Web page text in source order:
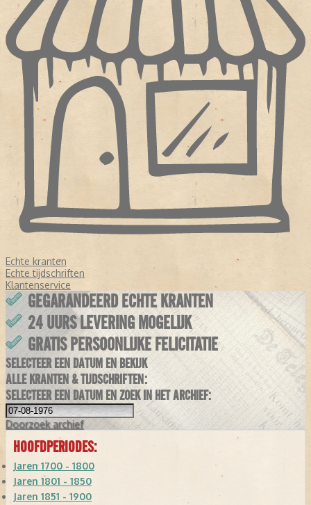
Echte kranten
Echte tijdschriften
Klantenservice
GEGARANDEERD ECHTE KRANTEN
24 UURS LEVERING MOGELIJK
GRATIS PERSOONLIJKE FELICITATIE
SELECTEER EEN DATUM EN BEKIJK
ALLE KRANTEN & TIJDSCHRIFTEN:
SELECTEER EEN DATUM EN ZOEK IN HET ARCHIEF:
Doorzoek archief
HOOFDPERIODES:
Jaren 1700 - 1800
Jaren 1801 - 1850
Jaren 1851 - 1900